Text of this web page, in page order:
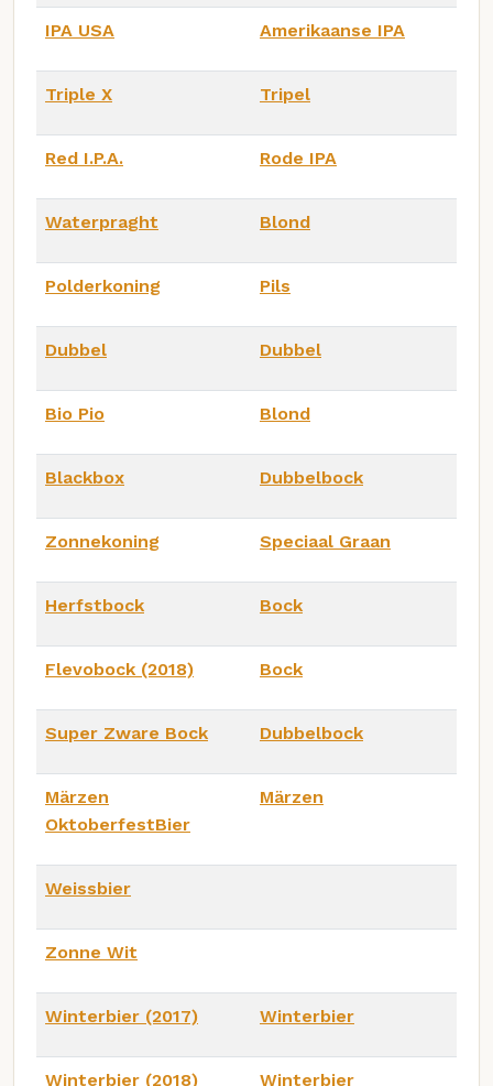
IPA USA Amerikaanse IPA
Triple X Tripel
Red I.P.A. Rode IPA
Waterpraght Blond
Polderkoning Pils
Dubbel Dubbel
Bio Pio Blond
Blackbox Dubbelbock
Zonnekoning Speciaal Graan
Herfstbock Bock
Flevobock (2018) Bock
Super Zware Bock Dubbelbock
Märzen
OktoberfestBier
Märzen
Weissbier
Zonne Wit
Winterbier (2017) Winterbier
Winterbier (2018) Winterbier